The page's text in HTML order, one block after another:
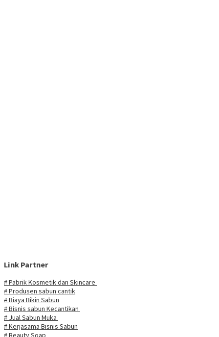
Link Partner
# Pabrik Kosmetik dan Skincare
# Produsen sabun cantik
# Biaya Bikin Sabun
# Bisnis sabun Kecantikan
# Jual Sabun Muka
# Kerjasama Bisnis Sabun
# Beauty Soap